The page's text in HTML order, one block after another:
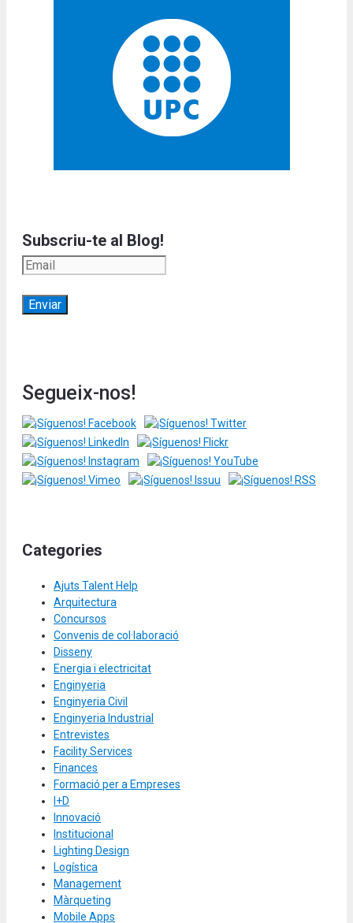
Subscriu-te al Blog!
Segueix-nos!
Categories
Ajuts Talent Help
Arquitectura
Concursos
Convenis de col·laboració
Disseny
Energia i electricitat
Enginyeria
Enginyeria Civil
Enginyeria Industrial
Entrevistes
Facility Services
Finances
Formació per a Empreses
I+D
Innovació
Institucional
Lighting Design
Logística
Management
Màrqueting
Mobile Apps